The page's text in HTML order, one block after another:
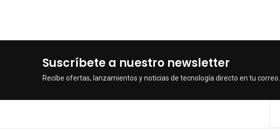
Suscríbete a nuestro newsletter
Recibe ofertas, lanzamientos y noticias de tecnología directo en tu correo.